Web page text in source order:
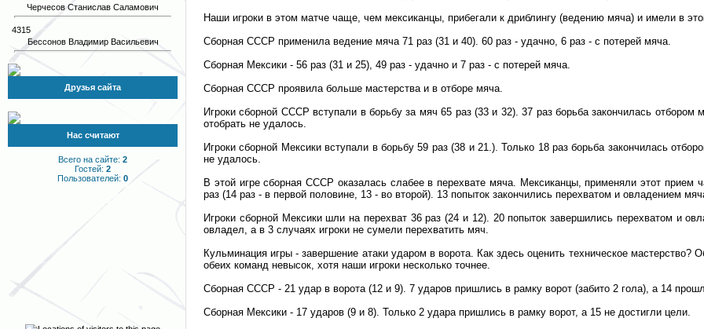
Черчесов Станислав Саламович
4315
Бессонов Владимир Васильевич
Друзья сайта
Нас считают
Всего на сайте: 2
Гостей: 2
Пользователей: 0
Наши игроки в этом матче чаще, чем мексиканцы, прибегали к дриблингу (ведению мяча) и имели в
Сборная СССР применила ведение мяча 71 раз (31 и 40). 60 раз - удачно, 6 раз - с потерей мяча.
Сборная Мексики - 56 раз (31 и 25), 49 раз - удачно и 7 раз - с потерей мяча.
Сборная СССР проявила больше мастерства и в отборе мяча.
Игроки сборной СССР вступали в борьбу за мяч 65 раз (33 и 32). 37 раз борьба закончилась
отобрать не удалось.
Игроки сборной Мексики вступали в борьбу 59 раз (38 и 21.). Только 18 раз борьба закончилась
не удалось.
В этой игре сборная СССР оказалась слабее в перехвате мяча. Мексиканцы, применяли этот
раз (14 раз - в первой половине, 13 - во второй). 13 попыток закончились перехватом и овладением
Игроки сборной Мексики шли на перехват 36 раз (24 и 12). 20 попыток завершились перехватом и
овладел, а в 3 случаях игроки не сумели перехватить мяч.
Кульминация игры - завершение атаки ударом в ворота. Как здесь оценить техническое
обеих команд невысок, хотя наши игроки несколько точнее.
Сборная СССР - 21 удар в ворота (12 и 9). 7 ударов пришлись в рамку ворот (забито 2 гола), а 14
Сборная Мексики - 17 ударов (9 и 8). Только 2 удара пришлись в рамку ворот, а 15 не достигли цели.